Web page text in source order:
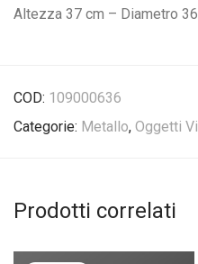
Altezza 37 cm – Diametro
COD: 109000636
Categorie: Metallo, Oggetti
Prodotti correlati